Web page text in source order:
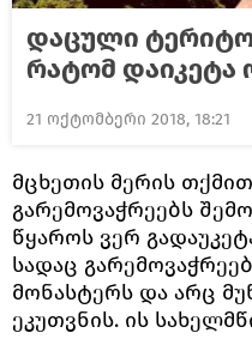
დაცული
რატომ დაიკეტა
21 ოქტომბერი 2018, 18:21
მცხეთის მერის
გარემოვაჭრეებს
წყაროს ვერ
სადაც
მონასტერს და არც
ეკუთვნის. ის